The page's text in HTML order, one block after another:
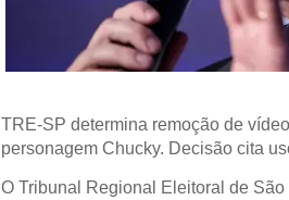
TRE-SP determina remoção de
personagem Chucky. Decisão cita
O Tribunal Regional Eleitoral de